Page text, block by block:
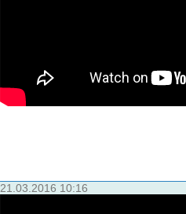
21.03.2016 10:16